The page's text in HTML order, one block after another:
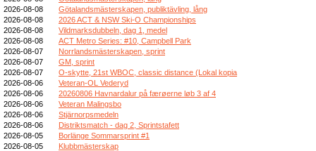
2026-08-08
Götalandsmästerskapen, publiktävling, lång
2026-08-08
2026 ACT & NSW Ski-O Championships
2026-08-08
Vildmarksdubbeln, dag 1, medel
2026-08-08
ACT Metro Series: #10, Campbell Park
2026-08-07
Norrlandsmästerskapen, sprint
2026-08-07
GM, sprint
2026-08-07
O-skytte, 21st WBOC, classic distance (Lokal kopia
2026-08-06
Veteran-OL Vederyd
2026-08-06
20260806 Havnardalur på færøerne løb 3 af 4
2026-08-06
Veteran Malingsbo
2026-08-06
Stjärnorpsmedeln
2026-08-06
Distriktsmatch - dag 2, Sprintstafett
2026-08-05
Borlänge Sommarsprint #1
2026-08-05
Klubbmästerskap